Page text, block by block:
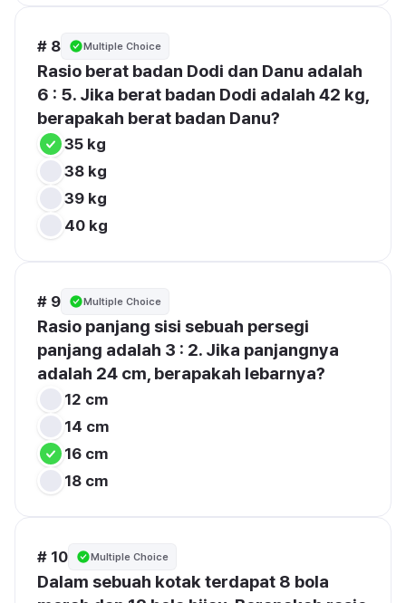
# 8 Multiple Choice
Rasio berat badan Dodi dan Danu adalah
6 : 5. Jika berat badan Dodi adalah 42 kg,
berapakah berat badan Danu?
35 kg
38 kg
39 kg
40 kg
# 9 Multiple Choice
Rasio panjang sisi sebuah persegi
panjang adalah 3 : 2. Jika panjangnya
adalah 24 cm, berapakah lebarnya?
12 cm
14 cm
16 cm
18 cm
# 10 Multiple Choice
Dalam sebuah kotak terdapat 8 bola